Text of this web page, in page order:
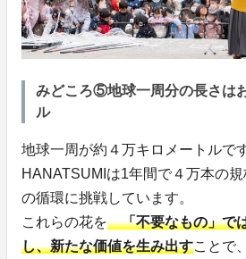
みどころ⑤地球一周分の長さは
ル
地球一周が約４万キロメートルで
HANATSUMIは1年間で４万本の
の循環に挑戦しています。
これらの花を「不要なもの」で
し、新たな価値を生み出すことで